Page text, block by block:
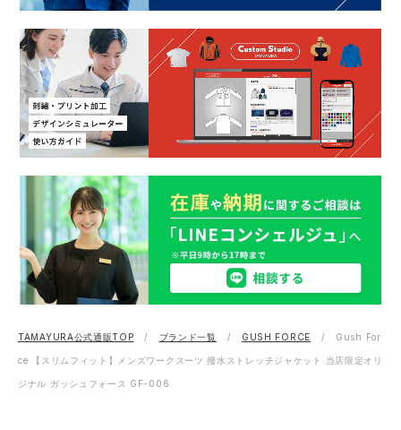
TAMAYURA公式通販TOP ブランド一覧 GUSH FORCE Gush For
ce 【スリムフィット】メンズワークスーツ 撥水ストレッチジャケット 当店限定オリ
ジナル ガッシュフォース GF-006